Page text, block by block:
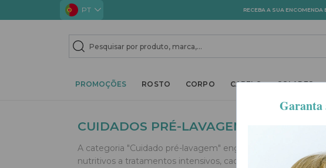
PT RECEBA A SUA ENCOMENDA
PROMOÇÕES ROSTO TOGGLE DROPDOWN
CORPOTOGGLE DROPDOWN
CABELOTOGGLE
SOLARES
CUIDADOS PRÉ-LAVAGEM
A categoria "Cuidado pré-lavagem" engloba produtos
nutritivos a tratamentos intensivos, cada produto nesta